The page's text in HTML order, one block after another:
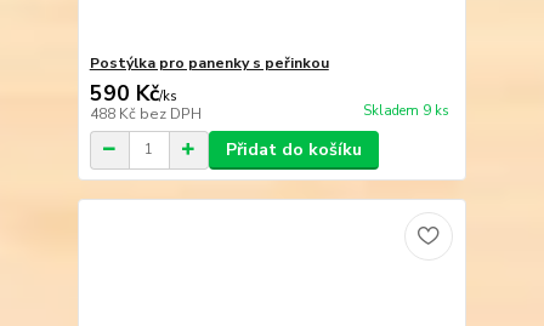
Postýlka pro panenky s peřinkou
590 Kč/ks
488 Kč bez DPH Skladem 9 ks
Přidat do košíku